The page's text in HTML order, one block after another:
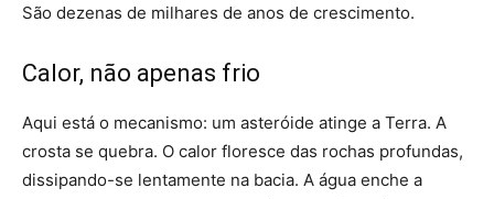
São dezenas de milhares de anos de crescimento.
Calor, não apenas frio
Aqui está o mecanismo: um asteróide atinge a Terra. A
crosta se quebra. O calor floresce das rochas profundas,
dissipando-se lentamente na bacia. A água enche a